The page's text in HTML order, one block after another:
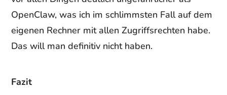
OpenClaw, was ich im schlimmsten Fall auf dem
eigenen Rechner mit allen Zugriffsrechten habe.
Das will man definitiv nicht haben.
Fazit